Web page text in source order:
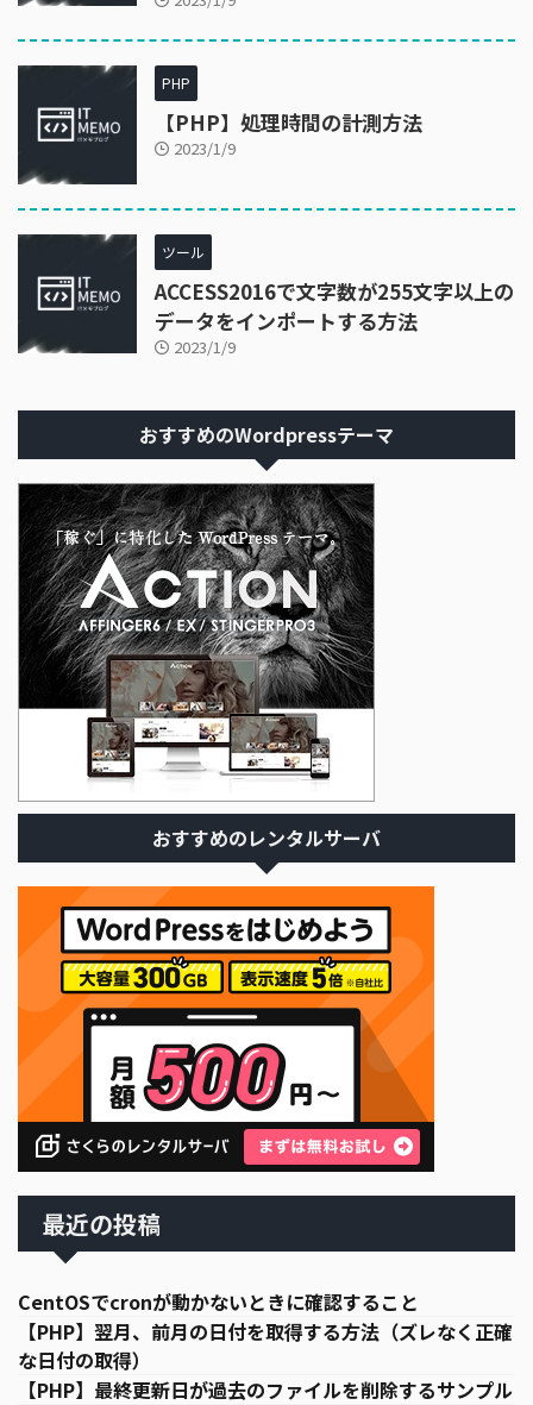
PHP
【PHP】処理時間の計測方法
2023/1/9
ツール
ACCESS2016で文字数が255文字以上の
データをインポートする方法
2023/1/9
おすすめのWordpressテーマ
おすすめのレンタルサーバ
最近の投稿
CentOSでcronが動かないときに確認すること
【PHP】翌月、前月の日付を取得する方法（ズレなく正確
な日付の取得）
【PHP】最終更新日が過去のファイルを削除するサンプル